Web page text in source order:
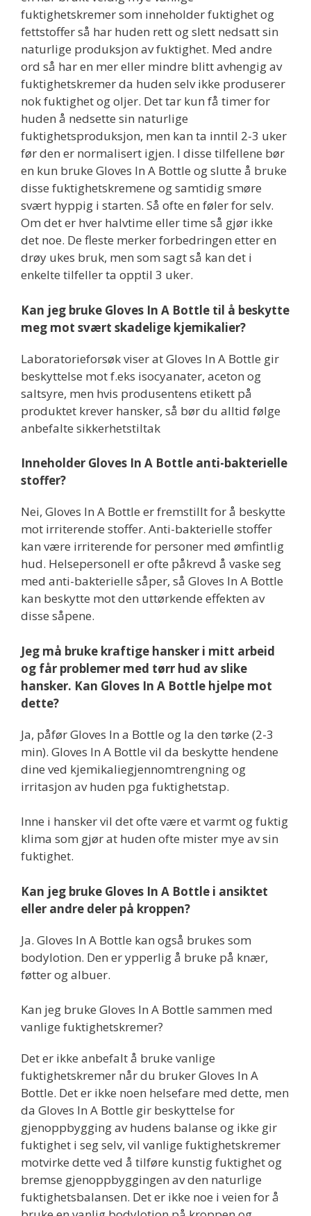
fuktighetskremer som inneholder fuktighet og
fettstoffer så har huden rett og slett nedsatt sin
naturlige produksjon av fuktighet. Med andre
ord så har en mer eller mindre blitt avhengig av
fuktighetskremer da huden selv ikke produserer
nok fuktighet og oljer. Det tar kun få timer for
huden å nedsette sin naturlige
fuktighetsproduksjon, men kan ta inntil 2-3 uker
før den er normalisert igjen. I disse tilfellene bør
en kun bruke Gloves In A Bottle og slutte å bruke
disse fuktighetskremene og samtidig smøre
svært hyppig i starten. Så ofte en føler for selv.
Om det er hver halvtime eller time så gjør ikke
det noe. De fleste merker forbedringen etter en
drøy ukes bruk, men som sagt så kan det i
enkelte tilfeller ta opptil 3 uker.
Kan jeg bruke Gloves In A Bottle til å beskytte
meg mot svært skadelige kjemikalier?
Laboratorieforsøk viser at Gloves In A Bottle gir
beskyttelse mot f.eks isocyanater, aceton og
saltsyre, men hvis produsentens etikett på
produktet krever hansker, så bør du alltid følge
anbefalte sikkerhetstiltak
Inneholder Gloves In A Bottle anti-bakterielle
stoffer?
Nei, Gloves In A Bottle er fremstillt for å beskytte
mot irriterende stoffer. Anti-bakterielle stoffer
kan være irriterende for personer med ømfintlig
hud. Helsepersonell er ofte påkrevd å vaske seg
med anti-bakterielle såper, så Gloves In A Bottle
kan beskytte mot den uttørkende effekten av
disse såpene.
Jeg må bruke kraftige hansker i mitt arbeid
og får problemer med tørr hud av slike
hansker. Kan Gloves In A Bottle hjelpe mot
dette?
Ja, påfør Gloves In a Bottle og la den tørke (2-3
min). Gloves In A Bottle vil da beskytte hendene
dine ved kjemikaliegjennomtrengning og
irritasjon av huden pga fuktighetstap.
Inne i hansker vil det ofte være et varmt og fuktig
klima som gjør at huden ofte mister mye av sin
fuktighet.
Kan jeg bruke Gloves In A Bottle i ansiktet
eller andre deler på kroppen?
Ja. Gloves In A Bottle kan også brukes som
bodylotion. Den er ypperlig å bruke på knær,
føtter og albuer.
Kan jeg bruke Gloves In A Bottle sammen med
vanlige fuktighetskremer?
Det er ikke anbefalt å bruke vanlige
fuktighetskremer når du bruker Gloves In A
Bottle. Det er ikke noen helsefare med dette, men
da Gloves In A Bottle gir beskyttelse for
gjenoppbygging av hudens balanse og ikke gir
fuktighet i seg selv, vil vanlige fuktighetskremer
motvirke dette ved å tilføre kunstig fuktighet og
bremse gjenoppbyggingen av den naturlige
fuktighetsbalansen. Det er ikke noe i veien for å